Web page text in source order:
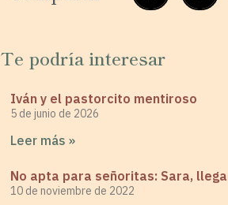
Te podría interesar
Iván y el pastorcito mentiroso
5 de junio de 2026
Leer más »
No apta para señoritas: Sara,
10 de noviembre de 2022